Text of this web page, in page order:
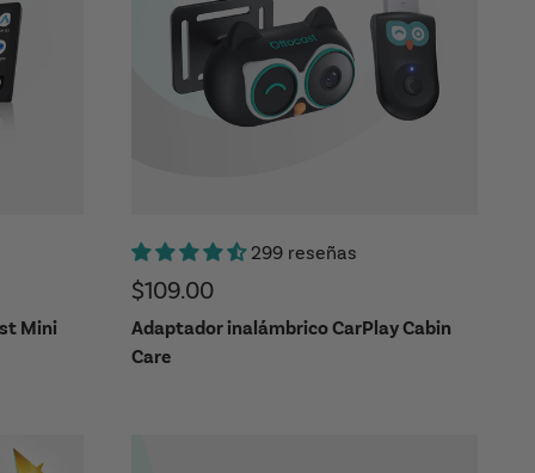
Mini
299 reseñas
Precio de oferta
$109.00
Adaptador inalámbrico CarPlay Cabin
Care